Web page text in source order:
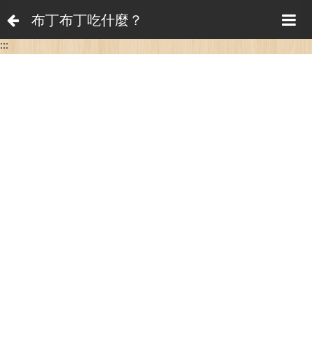
布丁布丁吃什麼？
:::